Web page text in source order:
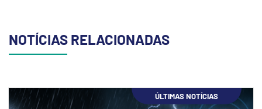
NOTÍCIAS RELACIONADAS
ÚLTIMAS NOTÍCIAS